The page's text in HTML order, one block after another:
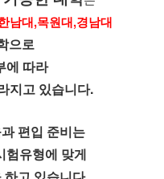
남대,목원대,경남대
으로
에 따라
지고 있습니다.
편입 준비는
험유형에 맞게